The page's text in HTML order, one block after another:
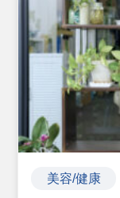
美容/健康